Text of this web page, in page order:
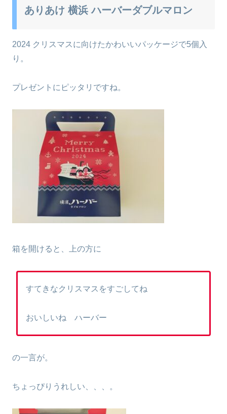
ありあけ 横浜 ハーバーダブルマロン
2024 クリスマスに向けたかわいいパッケージで5個入
り。
プレゼントにピッタリですね。
箱を開けると、上の方に
すてきなクリスマスをすごしてね
おいしいね ハーバー
の一言が。
ちょっぴりうれしい、、、。